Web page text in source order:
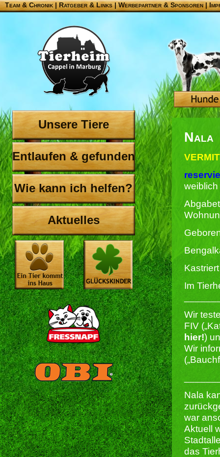
Team & Chronik |Ratgeber & Links|Werbepartner & Sponsoren|
Unsere Tiere
Entlaufen & gefunden
Wie kann ich helfen?
Aktuelles
Nala
weiblich
Im
Wir
FIV
hier!)
Wir
Nala
war
Aktuell
das